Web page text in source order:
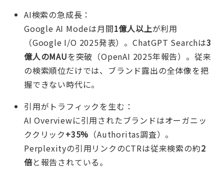
AI検索の急成長：
Google AI Modeは月間1億人以上が利用
（Google I/O 2025発表）。ChatGPT Searchは3
億人のMAUを突破（OpenAI 2025年報告）。従来
の検索順位だけでは、ブランド露出の全体像を把
握できない時代に。
引用がトラフィックを生む：
AI Overviewに引用されたブランドはオーガニッ
ククリック+35% （Authoritas調査）。
Perplexityの引用リンクのCTRは従来検索の約2
倍と報告されている。